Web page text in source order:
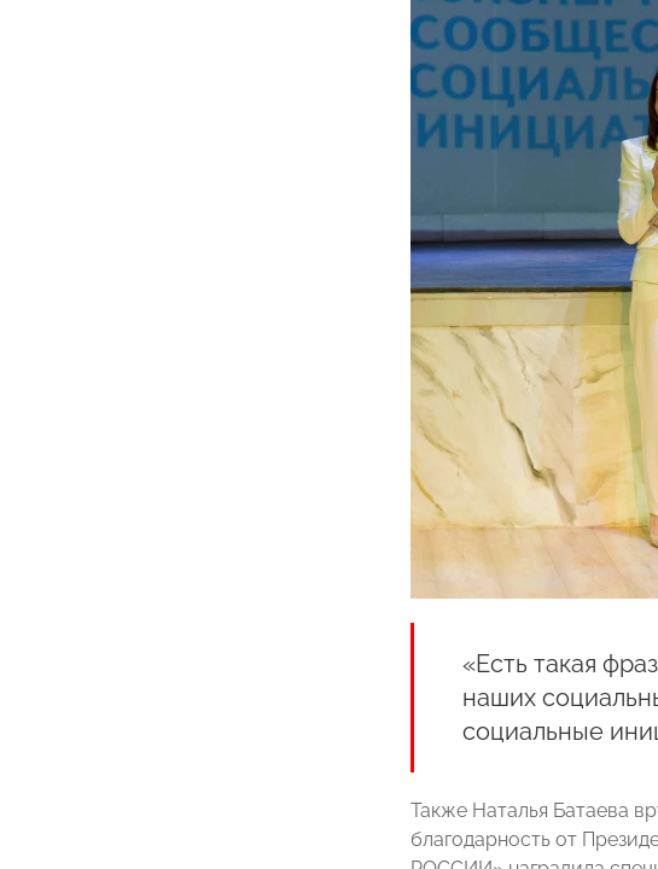
«Есть такая
наших
социальные
Также Наталья Батаева
благодарность от